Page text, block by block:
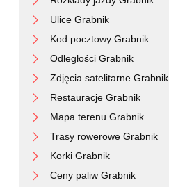
Ulice Grabnik
Kod pocztowy Grabnik
Odległości Grabnik
Zdjęcia satelitarne Grabnik
Restauracje Grabnik
Mapa terenu Grabnik
Trasy rowerowe Grabnik
Korki Grabnik
Ceny paliw Grabnik